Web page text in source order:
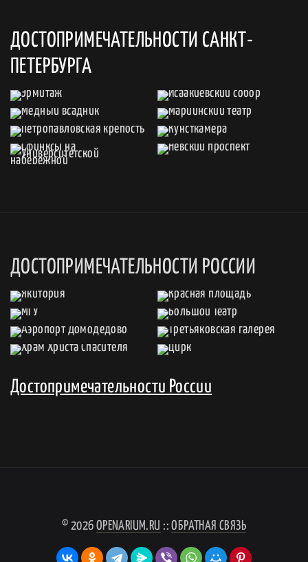
ДОСТОПРИМЕЧАТЕЛЬНОСТИ САНКТ-
ПЕТЕРБУРГА
ДОСТОПРИМЕЧАТЕЛЬНОСТИ РОССИИ
Достопримечательности России
© 2026 OPENARIUM.RU ::ОБРАТНАЯ СВЯЗЬ